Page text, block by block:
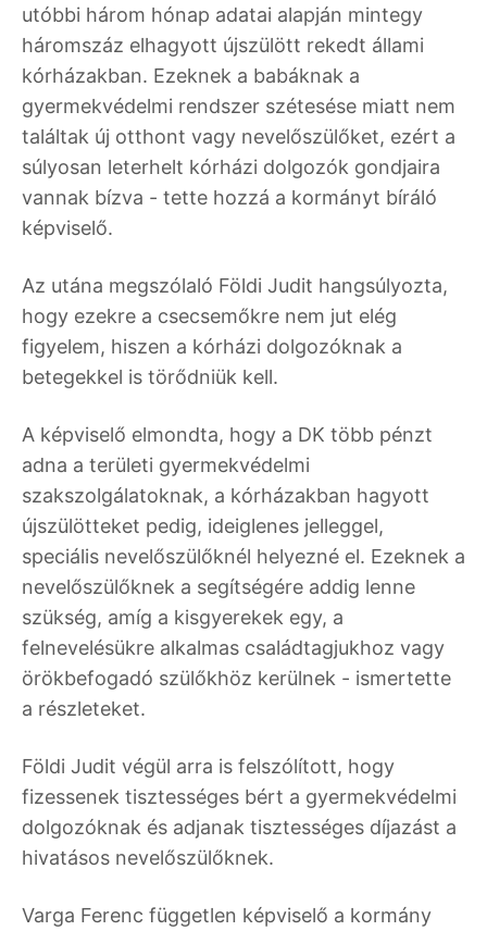
utóbbi három hónap adatai alapján mintegy
háromszáz elhagyott újszülött rekedt állami
kórházakban. Ezeknek a babáknak a
gyermekvédelmi rendszer szétesése miatt nem
találtak új otthont vagy nevelőszülőket, ezért a
súlyosan leterhelt kórházi dolgozók gondjaira
vannak bízva - tette hozzá a kormányt bíráló
képviselő.
Az utána megszólaló Földi Judit hangsúlyozta,
hogy ezekre a csecsemőkre nem jut elég
figyelem, hiszen a kórházi dolgozóknak a
betegekkel is törődniük kell.
A képviselő elmondta, hogy a DK több pénzt
adna a területi gyermekvédelmi
szakszolgálatoknak, a kórházakban hagyott
újszülötteket pedig, ideiglenes jelleggel,
speciális nevelőszülőknél helyezné el. Ezeknek a
nevelőszülőknek a segítségére addig lenne
szükség, amíg a kisgyerekek egy, a
felnevelésükre alkalmas családtagjukhoz vagy
örökbefogadó szülőkhöz kerülnek - ismertette
a részleteket.
Földi Judit végül arra is felszólított, hogy
fizessenek tisztességes bért a gyermekvédelmi
dolgozóknak és adjanak tisztességes díjazást a
hivatásos nevelőszülőknek.
Varga Ferenc független képviselő a kormány